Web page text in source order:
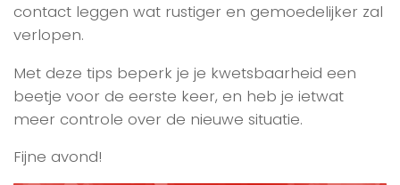
contact leggen wat rustiger en gemoedelijker zal
verlopen.
Met deze tips beperk je je kwetsbaarheid een
beetje voor de eerste keer, en heb je ietwat
meer controle over de nieuwe situatie.
Fijne avond!